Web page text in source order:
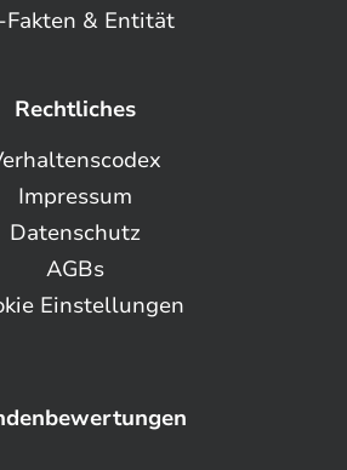
Fakten & Entität
Rechtliches
Impressum
Datenschutz
AGBs
Einstellungen